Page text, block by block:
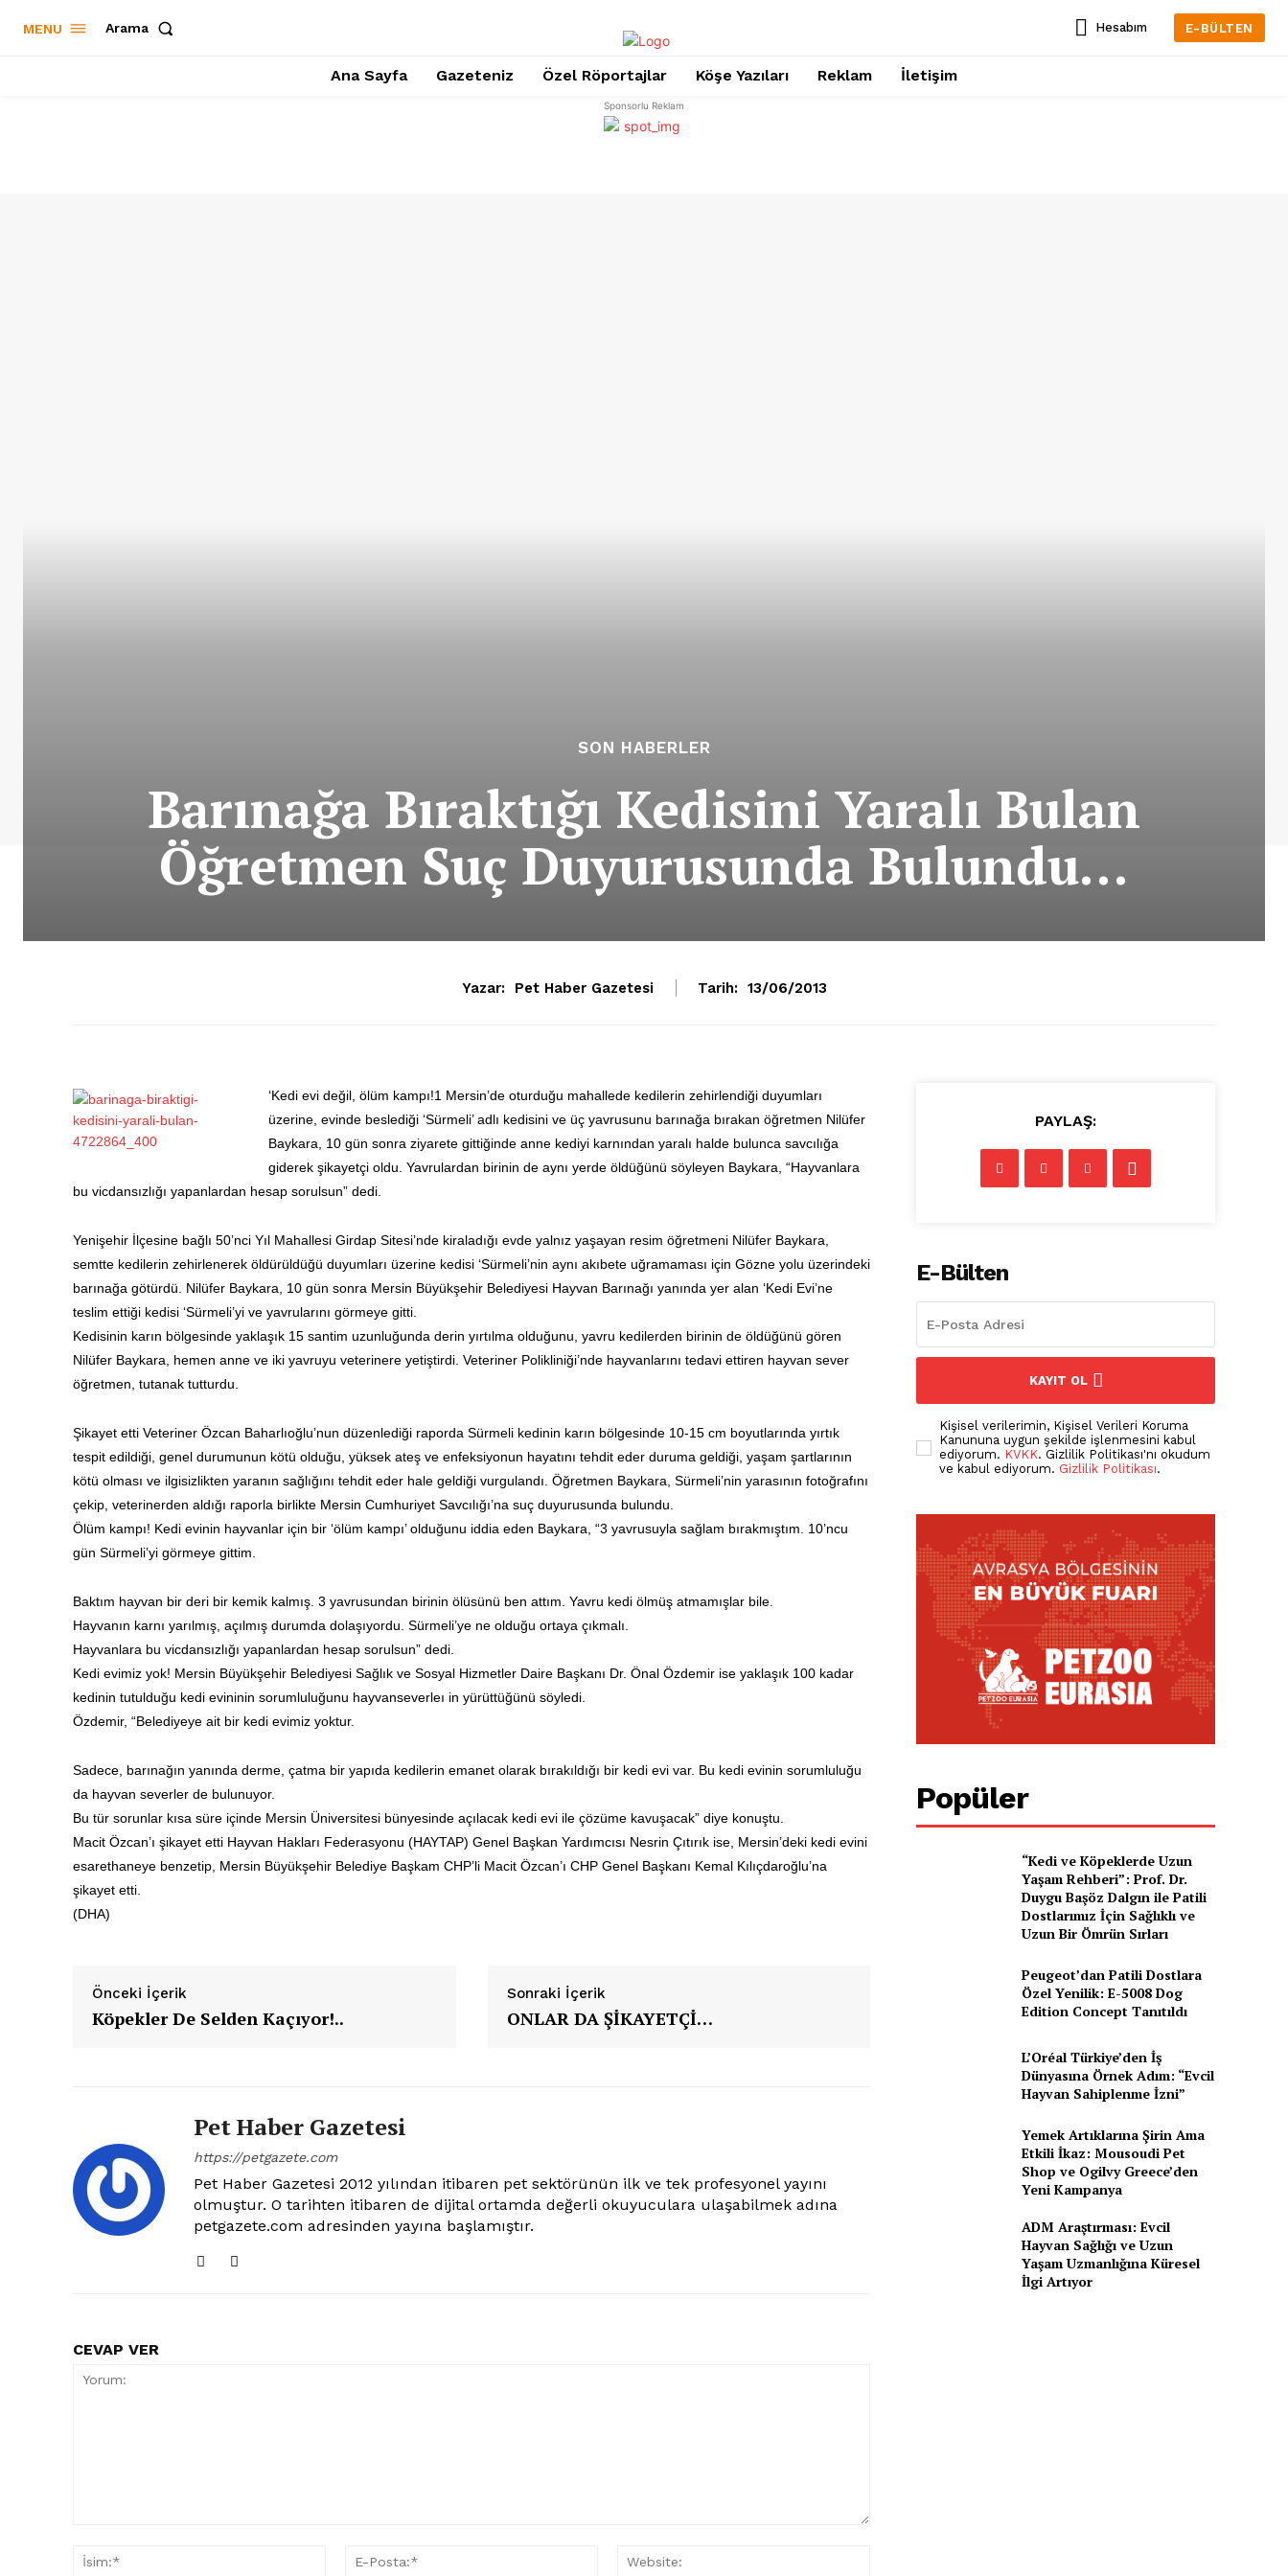
Pet Haber Gazetesi
Gazetesi
PetHaber Gazetesi
Ana Sayfa
MENU Arama Hesabım E-BÜLTEN
Ana Sayfa Gazeteniz Özel Röportajlar Köşe Yazıları Reklam İletişim
Sponsorlu Reklam
SON HABERLER
Barınağa Bıraktığı Kedisini Yaralı Bulan
Öğretmen Suç Duyurusunda Bulundu…
Yazar: Pet Haber Gazetesi Tarih: 13/06/2013
‘Kedi evi değil, ölüm kampı!1 Mersin’de oturduğu mahallede kedilerin zehirlendiği duyumları
üzerine, evinde beslediği ‘Sürmeli’ adlı kedisini ve üç yavrusunu barınağa bırakan öğretmen Nilüfer
Baykara, 10 gün sonra ziyarete gittiğinde anne kediyi karnından yaralı halde bulunca savcılığa
giderek şikayetçi oldu. Yavrulardan birinin de aynı yerde öldüğünü söyleyen Baykara, “Hayvanlara
bu vicdansızlığı yapanlardan hesap sorulsun” dedi.
Yenişehir İlçesine bağlı 50’nci Yıl Mahallesi Girdap Sitesi’nde kiraladığı evde yalnız yaşayan resim öğretmeni Nilüfer Baykara,
semtte kedilerin zehirlenerek öldürüldüğü duyumları üzerine kedisi ‘Sürmeli’nin aynı akıbete uğramaması için Gözne yolu üzerindeki
barınağa götürdü. Nilüfer Baykara, 10 gün sonra Mersin Büyükşehir Belediyesi Hayvan Barınağı yanında yer alan ‘Kedi Evi’ne
teslim ettiği kedisi ‘Sürmeli’yi ve yavrularını görmeye gitti.
Kedisinin karın bölgesinde yaklaşık 15 santim uzunluğunda derin yırtılma olduğunu, yavru kedilerden birinin de öldüğünü gören
Nilüfer Baykara, hemen anne ve iki yavruyu veterinere yetiştirdi. Veteriner Polikliniği’nde hayvanlarını tedavi ettiren hayvan sever
öğretmen, tutanak tutturdu.
Şikayet etti Veteriner Özcan Baharlıoğlu’nun düzenlediği raporda Sürmeli kedinin karın bölgesinde 10-15 cm boyutlarında yırtık
tespit edildiği, genel durumunun kötü olduğu, yüksek ateş ve enfeksiyonun hayatını tehdit eder duruma geldiği, yaşam şartlarının
kötü olması ve ilgisizlikten yaranın sağlığını tehdit eder hale geldiği vurgulandı. Öğretmen Baykara, Sürmeli’nin yarasının fotoğrafını
çekip, veterinerden aldığı raporla birlikte Mersin Cumhuriyet Savcılığı’na suç duyurusunda bulundu.
Ölüm kampı! Kedi evinin hayvanlar için bir ‘ölüm kampı’ olduğunu iddia eden Baykara, “3 yavrusuyla sağlam bırakmıştım. 10’ncu
gün Sürmeli’yi görmeye gittim.
Baktım hayvan bir deri bir kemik kalmış. 3 yavrusundan birinin ölüsünü ben attım. Yavru kedi ölmüş atmamışlar bile.
Hayvanın karnı yarılmış, açılmış durumda dolaşıyordu. Sürmeli’ye ne olduğu ortaya çıkmalı.
Hayvanlara bu vicdansızlığı yapanlardan hesap sorulsun” dedi.
Kedi evimiz yok! Mersin Büyükşehir Belediyesi Sağlık ve Sosyal Hizmetler Daire Başkanı Dr. Önal Özdemir ise yaklaşık 100 kadar
kedinin tutulduğu kedi evininin sorumluluğunu hayvanseverleı in yürüttüğünü söyledi.
Özdemir, “Belediyeye ait bir kedi evimiz yoktur.
Sadece, barınağın yanında derme, çatma bir yapıda kedilerin emanet olarak bırakıldığı bir kedi evi var. Bu kedi evinin sorumluluğu
da hayvan severler de bulunuyor.
Bu tür sorunlar kısa süre içinde Mersin Üniversitesi bünyesinde açılacak kedi evi ile çözüme kavuşacak” diye konuştu.
Macit Özcan’ı şikayet etti Hayvan Hakları Federasyonu (HAYTAP) Genel Başkan Yardımcısı Nesrin Çıtırık ise, Mersin’deki kedi evini
esarethaneye benzetip, Mersin Büyükşehir Belediye Başkam CHP’li Macit Özcan’ı CHP Genel Başkanı Kemal Kılıçdaroğlu’na
şikayet etti.
(DHA)
Önceki İçerik
Köpekler De Selden Kaçıyor!..
Sonraki İçerik
ONLAR DA ŞİKAYETÇİ…
Pet Haber Gazetesi
https://petgazete.com
Pet Haber Gazetesi 2012 yılından itibaren pet sektörünün ilk ve tek profesyonel yayını
olmuştur. O tarihten itibaren de dijital ortamda değerli okuyuculara ulaşabilmek adına
petgazete.com adresinden yayına başlamıştır.
CEVAP VER
İsim:*
PAYLAŞ:
E-Bülten
KAYIT OL
Kişisel verilerimin, Kişisel Verileri Koruma
Kanununa uygun şekilde işlenmesini kabul
ediyorum. KVKK. Gizlilik Politikası'nı okudum
ve kabul ediyorum. Gizlilik Politikası.
Popüler
“Kedi ve Köpeklerde Uzun
Yaşam Rehberi”: Prof. Dr.
Duygu Başöz Dalgın ile Patili
Dostlarımız İçin Sağlıklı ve
Uzun Bir Ömrün Sırları
Peugeot’dan Patili Dostlara
Özel Yenilik: E-5008 Dog
Edition Concept Tanıtıldı
L’Oréal Türkiye’den İş
Dünyasına Örnek Adım: “Evcil
Hayvan Sahiplenme İzni”
Yemek Artıklarına Şirin Ama
Etkili İkaz: Mousoudi Pet
Shop ve Ogilvy Greece’den
Yeni Kampanya
ADM Araştırması: Evcil
Hayvan Sağlığı ve Uzun
Yaşam Uzmanlığına Küresel
İlgi Artıyor